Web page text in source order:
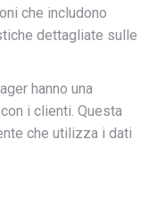
che includono
dettagliate sulle
hanno una
i clienti. Questa
che utilizza i dati